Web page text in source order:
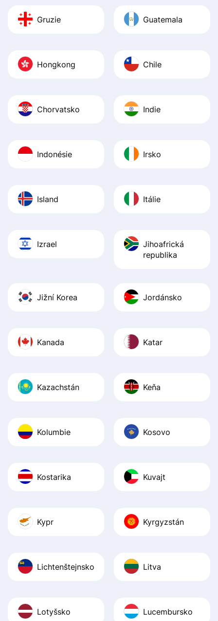
Gruzie Guatemala
Hongkong Chile
Chorvatsko Indie
Indonésie Irsko
Island Itálie
Izrael
Jihoafrická
republika
Jižní Korea Jordánsko
Kanada Katar
Kazachstán Keňa
Kolumbie Kosovo
Kostarika Kuvajt
Kypr Kyrgyzstán
Lichtenštejnsko Litva
Lotyšsko Lucembursko